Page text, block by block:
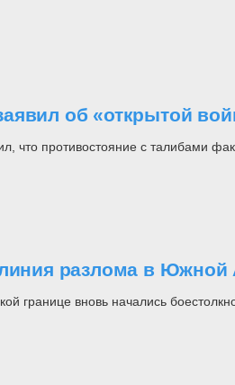
об «открытой
что противостояние с талибами
разлома в Южной
границе вновь начались